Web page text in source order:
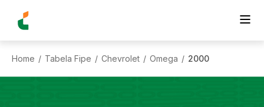
Home / Tabela Fipe / Chevrolet / Omega / 2000